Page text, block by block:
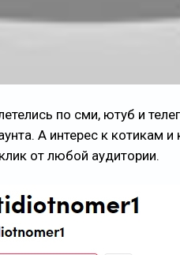
по сми, ютуб и
А интерес к котикам
от любой аудитории.